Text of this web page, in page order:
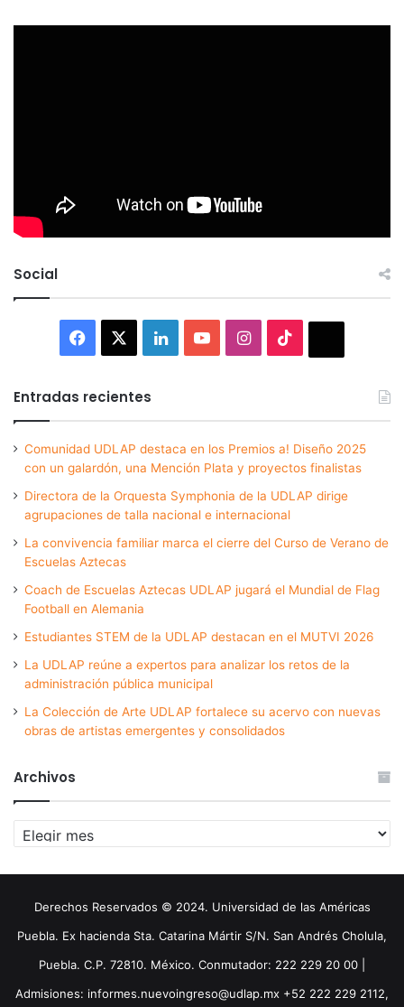
Social
Facebook LinkedInYouTubeInstagram
Entradas recientes
Comunidad UDLAP destaca en los Premios a! Diseño 2025
con un galardón, una Mención Plata y proyectos finalistas
Directora de la Orquesta Symphonia de la UDLAP dirige
agrupaciones de talla nacional e internacional
La convivencia familiar marca el cierre del Curso de Verano de
Escuelas Aztecas
Coach de Escuelas Aztecas UDLAP jugará el Mundial de Flag
Football en Alemania
Estudiantes STEM de la UDLAP destacan en el MUTVI 2026
La UDLAP reúne a expertos para analizar los retos de la
administración pública municipal
La Colección de Arte UDLAP fortalece su acervo con nuevas
obras de artistas emergentes y consolidados
Archivos
Archivos
Derechos Reservados © 2024. Universidad de las Américas
Puebla. Ex hacienda Sta. Catarina Mártir S/N. San Andrés Cholula,
Puebla. C.P. 72810. México. Conmutador: 222 229 20 00 |
Admisiones: informes.nuevoingreso@udlap.mx +52 222 229 2112,